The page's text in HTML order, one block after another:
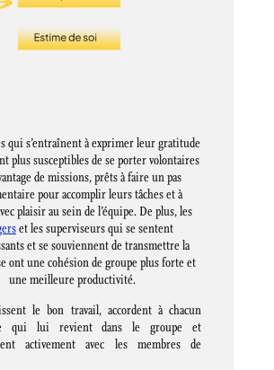
qui s’entraînent à exprimer leur gratitude
plus susceptibles de se porter volontaires
de missions, prêts à faire un pas
pour accomplir leurs tâches et à
plaisir au sein de l’équipe. De plus, les
et les superviseurs qui se sentent
et se souviennent de transmettre la
ont une cohésion de groupe plus forte et
une meilleure productivité.
le bon travail, accordent à chacun
qui lui revient dans le groupe et
activement avec les membres de